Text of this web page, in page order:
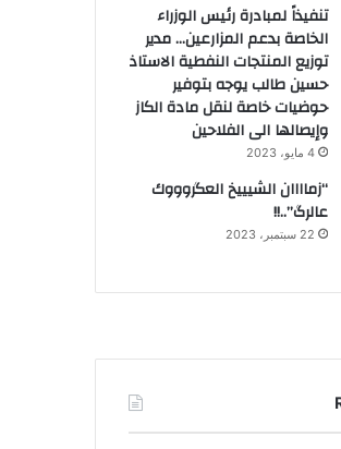
تنفيذاً لمبادرة رئيس الوزراء
الخاصة بدعم المزارعين… مدير
توزيع المنتجات النفطية الاستاذ
حسين طالب يوجه بتوفير
حوضيات خاصة لنقل مادة الكاز
وإيصالها الى الفلاحين
4 مايو، 2023
“زماااان الشيييخ العگروووك
عالرگ”..!!
22 سبتمبر، 2023